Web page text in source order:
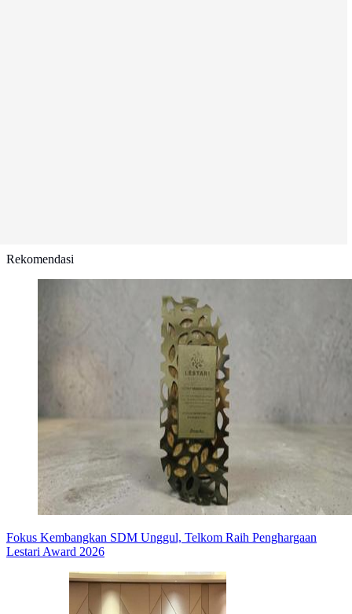
Rekomendasi
Fokus Kembangkan SDM Unggul, Telkom Raih Penghargaan
Lestari Award 2026